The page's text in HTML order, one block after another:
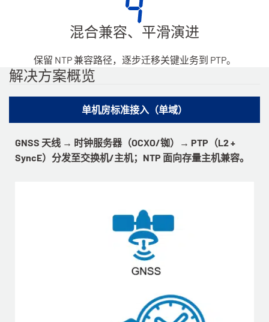
混合兼容、平滑演进
保留 NTP 兼容路径，逐步迁移关键业务到 PTP。
解决方案概览
单机房标准接入（单域）
GNSS 天线 → 时钟服务器（OCXO/铷）→ PTP（L2 +
SyncE）分发至交换机/主机；NTP 面向存量主机兼容。